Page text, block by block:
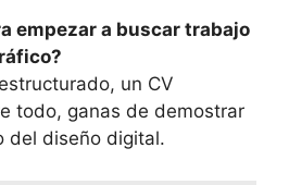
empezar a buscar trabajo
un CV
todo, ganas de demostrar
del diseño digital.